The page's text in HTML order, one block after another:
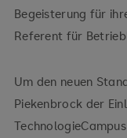
Begeisterung für
Referent für
Um den neuen
Piekenbrock der